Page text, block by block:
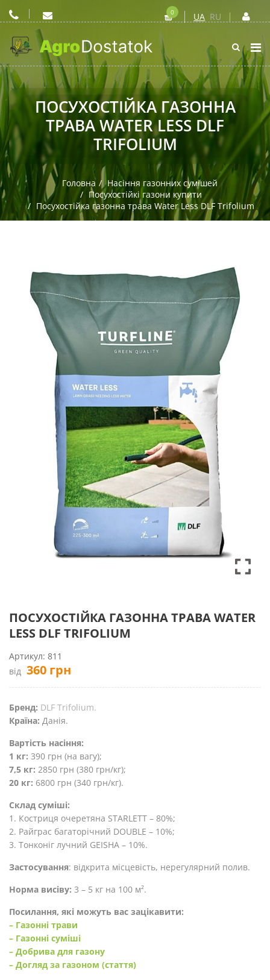
UA RU
0
ПОСУХОСТІЙКА ГАЗОННА
ТРАВА WATER LESS DLF
TRIFOLIUM
Головна
Насіння газонних сумішей
Посухостійкі газони купити
Посухостійка газонна трава Water Less DLF Trifolium
ПОСУХОСТІЙКА ГАЗОННА ТРАВА WATER
LESS DLF TRIFOLIUM
Артикул: 811
від 360 грн
Бренд: DLF Trifolium.
Країна: Данія.
Вартість насіння:
1 кг: 390 грн (на вагу);
7,5 кг: 2850 грн (380 грн/кг);
20 кг: 6800 грн (340 грн/кг).
Склад суміші:
1. Костриця очеретяна STARLETT – 80%;
2. Райграс багаторічний DOUBLE – 10%;
3. Тонконіг лучний GEISHA – 10%.
Застосування: відкрита місцевість, нерегулярний полив.
Норма висіву: 3 – 5 кг на 100 м².
Посилання, які можуть вас зацікавити:
– Газонні трави
– Газонні суміші
– Добрива для газону
– Догляд за газоном (стаття)